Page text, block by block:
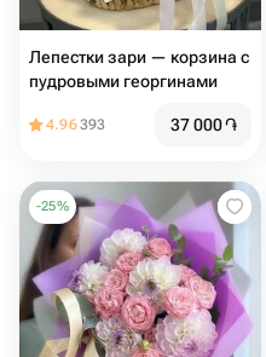
Лепестки зари — корзина с
пудровыми георгинами
4.96393 37 000֏
-25%